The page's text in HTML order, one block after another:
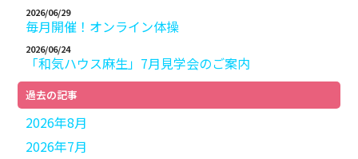
2026/06/29
毎月開催！オンライン体操
2026/06/24
「和気ハウス麻生」7月見学会のご案内
過去の記事
2026年8月
2026年7月